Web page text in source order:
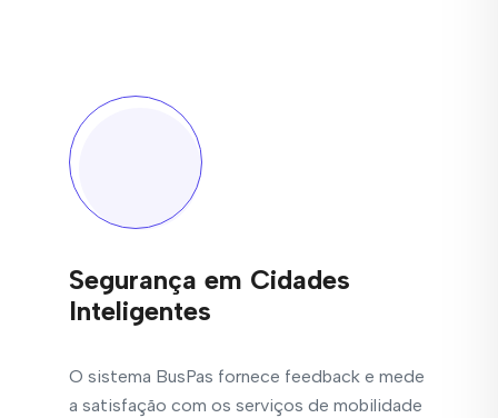
Segurança em Cidades
Inteligentes
O sistema BusPas fornece feedback e mede
a satisfação com os serviços de mobilidade